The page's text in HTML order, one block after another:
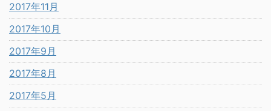
2017年11月
2017年10月
2017年9月
2017年8月
2017年5月